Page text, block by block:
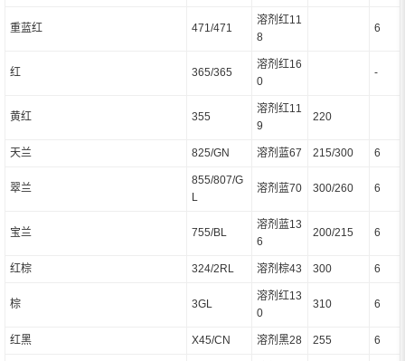
重蓝红 471/471
溶剂红11
8
6
红 365/365
溶剂红16
0
-
黄红 355
溶剂红11
9
220
天兰 825/GN 溶剂蓝67 215/300 6
翠兰
855/807/G
L
溶剂蓝70 300/260 6
宝兰 755/BL
溶剂蓝13
6
200/215 6
红棕 324/2RL 溶剂棕43 300 6
棕 3GL
溶剂红13
0
310 6
红黑 X45/CN 溶剂黑28 255 6